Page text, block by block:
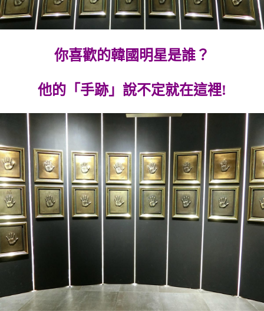
你喜歡的韓國明星是誰？
他的「手跡」說不定就在這裡!